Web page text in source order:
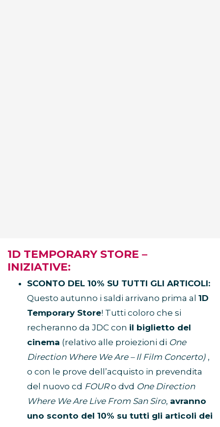
1D TEMPORARY STORE –
INIZIATIVE:
SCONTO DEL 10% SU TUTTI GLI ARTICOLI:
Questo autunno i saldi arrivano prima al 1D
Temporary Store! Tutti coloro che si
recheranno da JDC con il biglietto del
cinema (relativo alle proiezioni di One
Direction Where We Are – Il Film Concerto) ,
o con le prove dell’acquisto in prevendita
del nuovo cd FOURo dvd One Direction
Where We Are Live From San Siro, avranno
uno sconto del 10% su tutti gli articoli dei